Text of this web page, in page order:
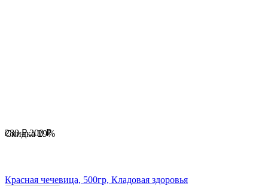
Скидка29%
280 ₽ 200 ₽
Красная чечевица, 500гр, Кладовая здоровья